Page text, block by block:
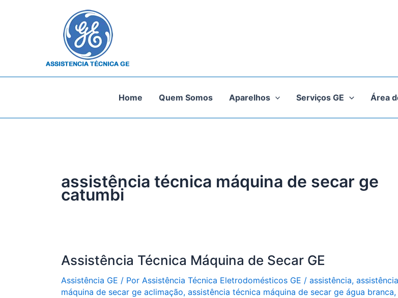
Home Quem Somos Aparelhos Serviços GE Área
assistência técnica máquina de secar ge
catumbi
Assistência Técnica Máquina de Secar GE
Assistência GE / Por Assistência Técnica Eletrodomésticos GE / assistência,
máquina de secar ge aclimação, assistência técnica máquina de secar ge água branca,